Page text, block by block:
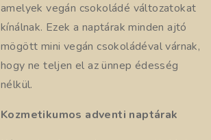
amelyek vegán csokoládé változatokat
kínálnak. Ezek a naptárak minden ajtó
mögött mini vegán csokoládéval várnak,
hogy ne teljen el az ünnep édesség
nélkül.
Kozmetikumos adventi naptárak